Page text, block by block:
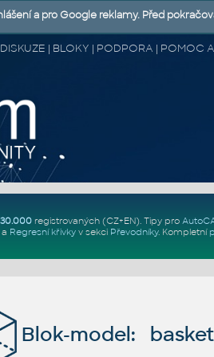
| BLOKY | PODPORA | POMOC
registrovaných (CZ+EN). Tipy pro
a Regresní křivkyv sekci Převodníky. Kompletní
Blok-model:
a pro Google reklamy. Před